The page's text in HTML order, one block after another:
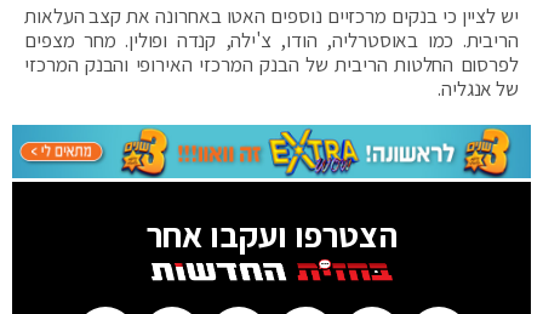
יש לציין כי בנקים מרכזיים נוספים האטו באחרונה את קצב העלאות
הריבית. כמו באוסטרליה, הודו, צ'ילה, קנדה ופולין. מחר מצפים
לפרסום החלטות הריבית של הבנק המרכזי האירופי והבנק המרכזי
של אנגליה.
הצטרפו ועקבו אחר